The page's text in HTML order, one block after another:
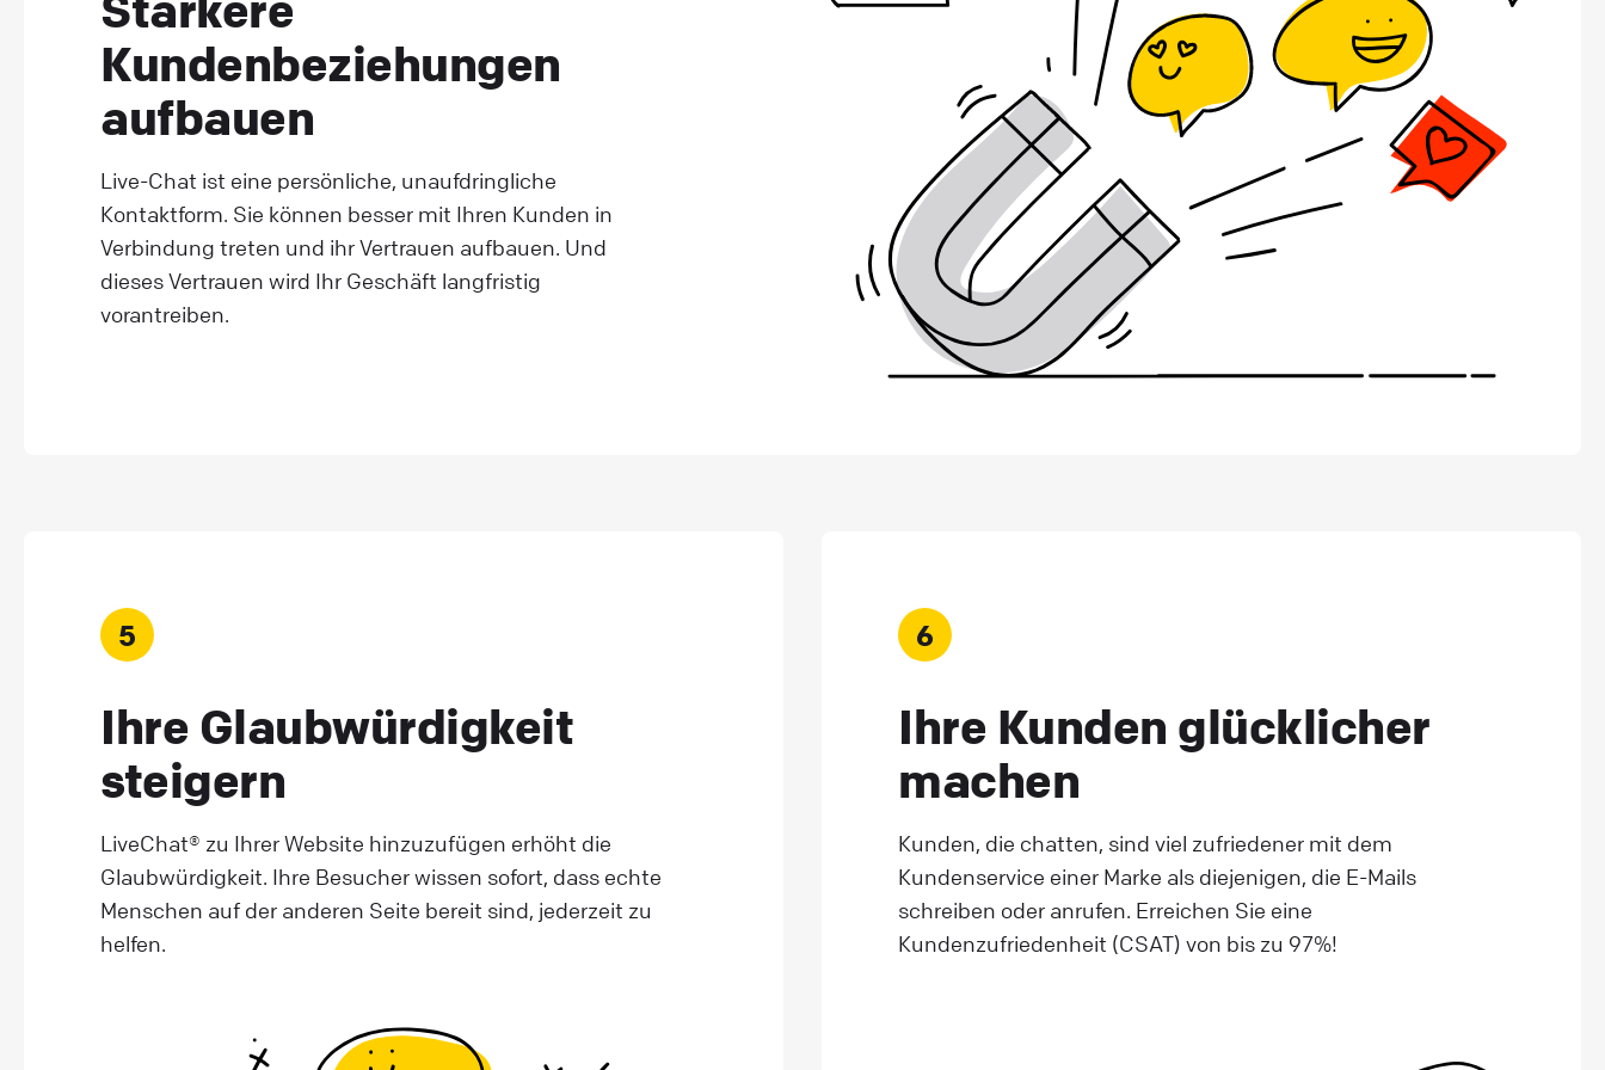
Kundenbeziehungen
aufbauen
Live-Chat ist eine persönliche, unaufdringliche
Kontaktform. Sie können besser mit Ihren Kunden in
Verbindung treten und ihr Vertrauen aufbauen. Und
dieses Vertrauen wird Ihr Geschäft langfristig
vorantreiben.
5
Ihre Glaubwürdigkeit
steigern
LiveChat® zu Ihrer Website hinzuzufügen erhöht die
Glaubwürdigkeit. Ihre Besucher wissen sofort, dass echte
Menschen auf der anderen Seite bereit sind, jederzeit zu
helfen.
6
Ihre Kunden glücklicher
machen
Kunden, die chatten, sind viel zufriedener mit dem
Kundenservice einer Marke als diejenigen, die E-Mails
schreiben oder anrufen. Erreichen Sie eine
Kundenzufriedenheit (CSAT) von bis zu 97%!